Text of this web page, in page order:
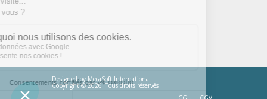
Designed by MecaSoft International
Copyright © 2026. Tous droits réservés